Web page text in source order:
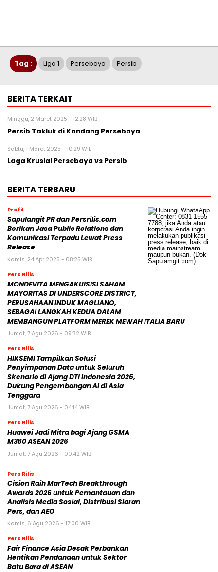
Tag : Liga 1 Persebaya Persib
BERITA TERKAIT
Minggu, 2 Maret 2025 - 12:28 WIB
Persib Takluk di Kandang Persebaya
Sabtu, 1 Maret 2025 - 10:29 WIB
Laga Krusial Persebaya vs Persib
BERITA TERBARU
Profil
Sapulangit PR dan Persrilis.com
Berikan Jasa Public Relations dan
Komunikasi Terpadu Lewat Press
Release
Kamis, 24 Apr 2025 - 08:25 WIB
Pers Rilis
MONDEVITA MENGAKUISISI SAHAM
MAYORITAS DI UNDERSCORE DISTRICT,
PERUSAHAAN INDUK MAGLIANO,
SEBAGAI LANGKAH KEDUA DALAM
MEMBANGUN PLATFORM MEREK MEWAH ITALIA BARU
Jumat, 7 Agu 2026 - 09:32 WIB
Pers Rilis
HIKSEMI Tampilkan Solusi
Penyimpanan Data untuk Seluruh
Skenario di Ajang DTI Indonesia 2026,
Dukung Pengembangan AI di Asia
Tenggara
Jumat, 7 Agu 2026 - 04:14 WIB
Pers Rilis
Huawei Jadi Mitra bagi Ajang GSMA
M360 ASEAN 2026
Jumat, 7 Agu 2026 - 00:42 WIB
Pers Rilis
Cision Raih MarTech Breakthrough
Awards 2026 untuk Pemantauan dan
Analisis Media Sosial, Distribusi Siaran
Pers, dan AEO
Kamis, 6 Agu 2026 - 17:00 WIB
Pers Rilis
Fair Finance Asia Desak Perbankan
Hentikan Pendanaan untuk Sektor
Batu Bara di ASEAN